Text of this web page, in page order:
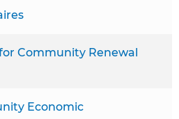
Community Renewal
Economic